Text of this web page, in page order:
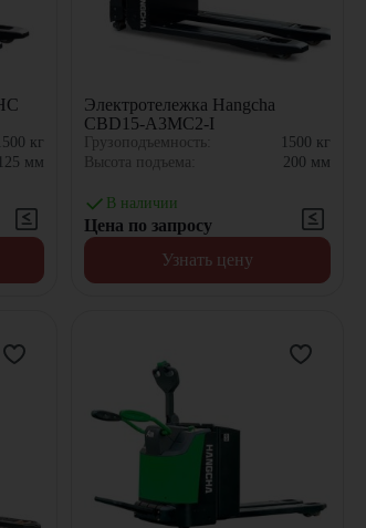
1500 кг
125 мм
Электротележка Hangcha
CBD15-A3MC2-I
Грузоподъемность: 1500 кг
Высота подъема:
200 мм
В наличии
Цена по запросу
Узнать цену